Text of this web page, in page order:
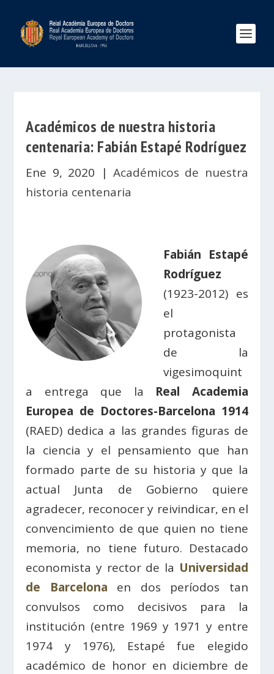
Académicos de nuestra historia
centenaria: Fabián Estapé Rodríguez
Ene 9, 2020 | Académicos de nuestra
historia centenaria
Fabián Estapé
Rodríguez
(1923-2012) es
el
protagonista
de la
vigesimoquint
a entrega que la Real Academia
Europea de Doctores-Barcelona 1914
(RAED) dedica a las grandes figuras de
la ciencia y el pensamiento que han
formado parte de su historia y que la
actual Junta de Gobierno quiere
agradecer, reconocer y reivindicar, en el
convencimiento de que quien no tiene
memoria, no tiene futuro. Destacado
economista y rector de la Universidad
de Barcelona en dos períodos tan
convulsos como decisivos para la
institución (entre 1969 y 1971 y entre
1974 y 1976), Estapé fue elegido
académico de honor en diciembre de